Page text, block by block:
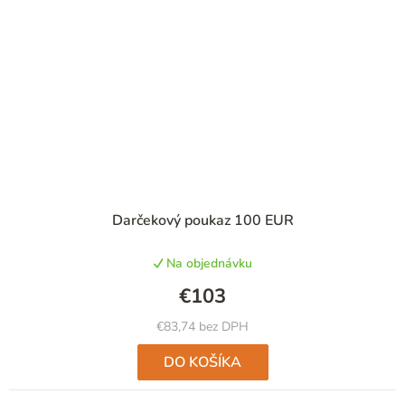
Darčekový poukaz 100 EUR
Na objednávku
€83,74 bez DPH
€103
DO KOŠÍKA